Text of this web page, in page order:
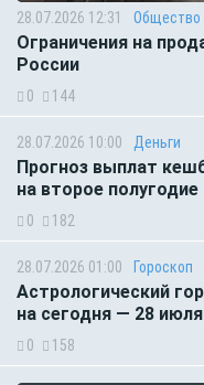
28.07.2026 12:31 Общество
Ограничения на
России
0 144
28.07.2026 10:00 Деньги
Прогноз выплат
на второе полугодие
0 182
28.07.2026 01:00 Гороскоп
Астрологический
на сегодня — 28 июля
0 158